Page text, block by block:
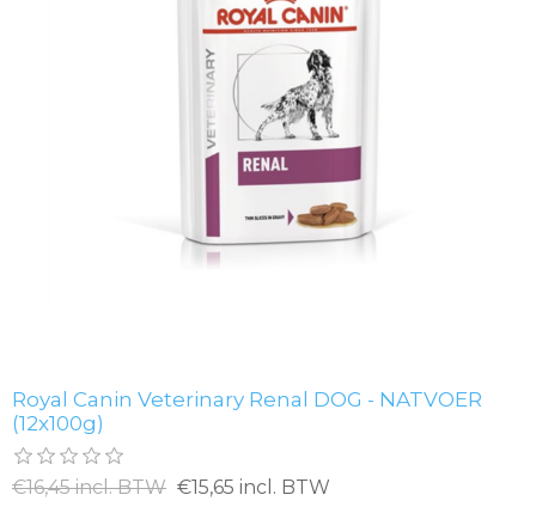
Royal Canin Veterinary Renal DOG - NATVOER
(12x100g)
€16,45 incl. BTW €15,65 incl. BTW